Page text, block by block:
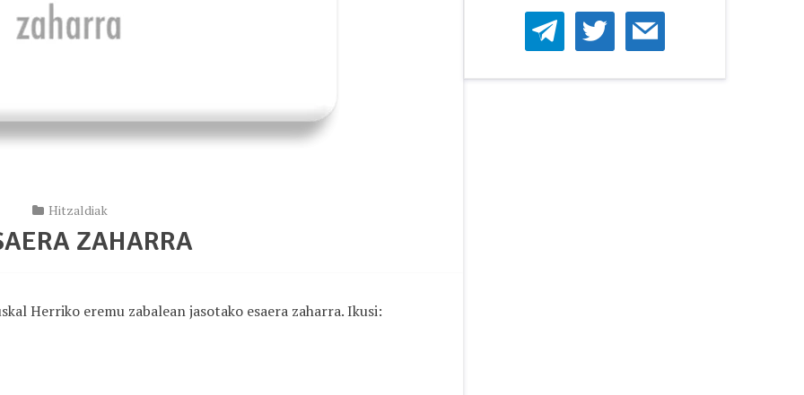
Hitzaldiak
ZAHARRA
Herriko eremu zabalean jasotako esaera zaharra. Ikusi:
telegram twitter mail